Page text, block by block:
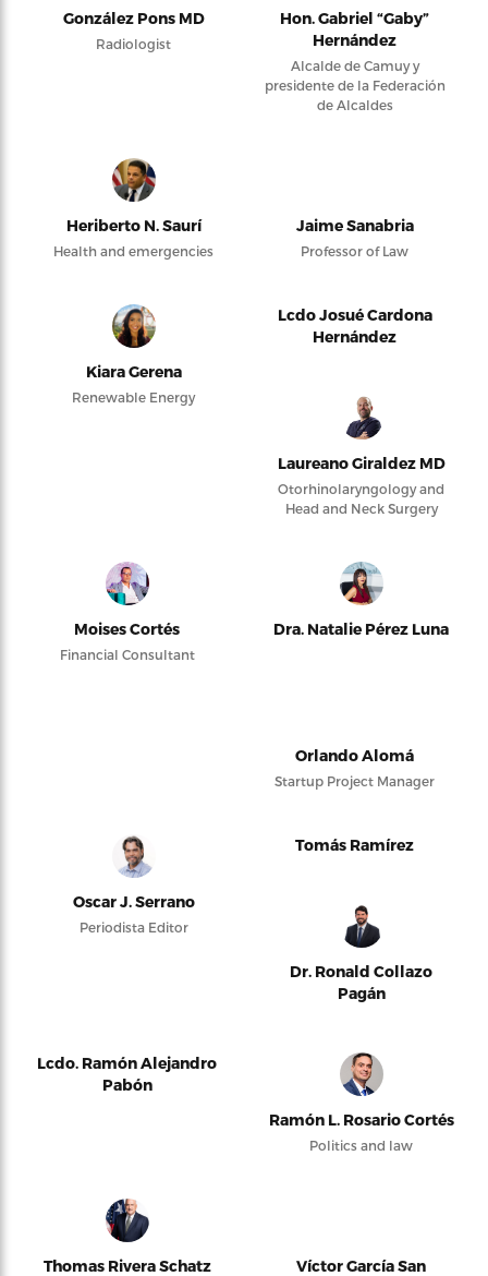
González Pons MD
Radiologist
Hon. Gabriel “Gaby”
Hernández
Alcalde de Camuy y
presidente de la Federación
de Alcaldes
Heriberto N. Saurí
Health and emergencies
Jaime Sanabria
Professor of Law
Kiara Gerena
Renewable Energy
Lcdo Josué Cardona
Hernández
Laureano Giraldez MD
Otorhinolaryngology and
Head and Neck Surgery
Moises Cortés
Financial Consultant
Dra. Natalie Pérez Luna
Orlando Alomá
Startup Project Manager
Oscar J. Serrano
Periodista Editor
Tomás Ramírez
Dr. Ronald Collazo
Pagán
Lcdo. Ramón Alejandro
Pabón
Ramón L. Rosario Cortés
Politics and law
Thomas Rivera Schatz
Víctor García San